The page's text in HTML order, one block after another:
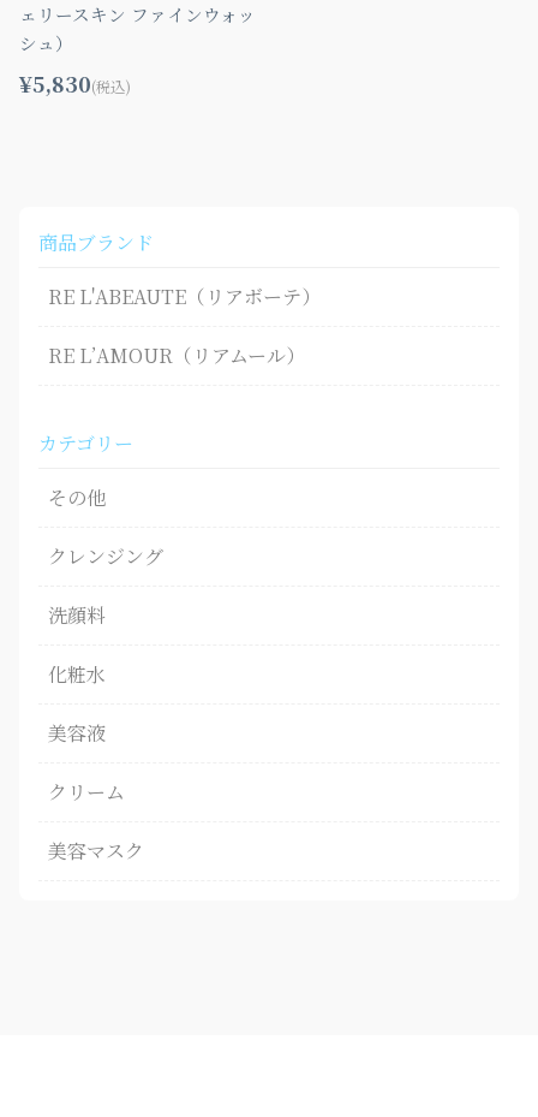
ェリースキン ファインウォッ
シュ）
¥5,830(税込)
商品ブランド
RE L'ABEAUTE（リアボーテ）
RE L’AMOUR（リアムール）
カテゴリー
その他
クレンジング
洗顔料
化粧水
美容液
クリーム
美容マスク